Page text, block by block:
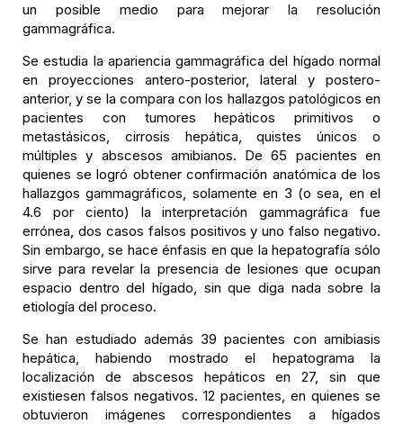
un posible medio para mejorar la resolución
gammagráfica.
Se estudia la apariencia gammagráfica del hígado normal
en proyecciones antero-posterior, lateral y postero-
anterior, y se la compara con los hallazgos patológicos en
pacientes con tumores hepáticos primitivos o
metastásicos, cirrosis hepática, quistes únicos o
múltiples y abscesos amibianos. De 65 pacientes en
quienes se logró obtener confirmación anatómica de los
hallazgos gammagráficos, solamente en 3 (o sea, en el
4.6 por ciento) la interpretación gammagráfica fue
errónea, dos casos falsos positivos y uno falso negativo.
Sin embargo, se hace énfasis en que la hepatografía sólo
sirve para revelar la presencia de lesiones que ocupan
espacio dentro del hígado, sin que diga nada sobre la
etiología del proceso.
Se han estudiado además 39 pacientes con amibiasis
hepática, habiendo mostrado el hepatograma la
localización de abscesos hepáticos en 27, sin que
existiesen falsos negativos. 12 pacientes, en quienes se
obtuvieron imágenes correspondientes a hígados